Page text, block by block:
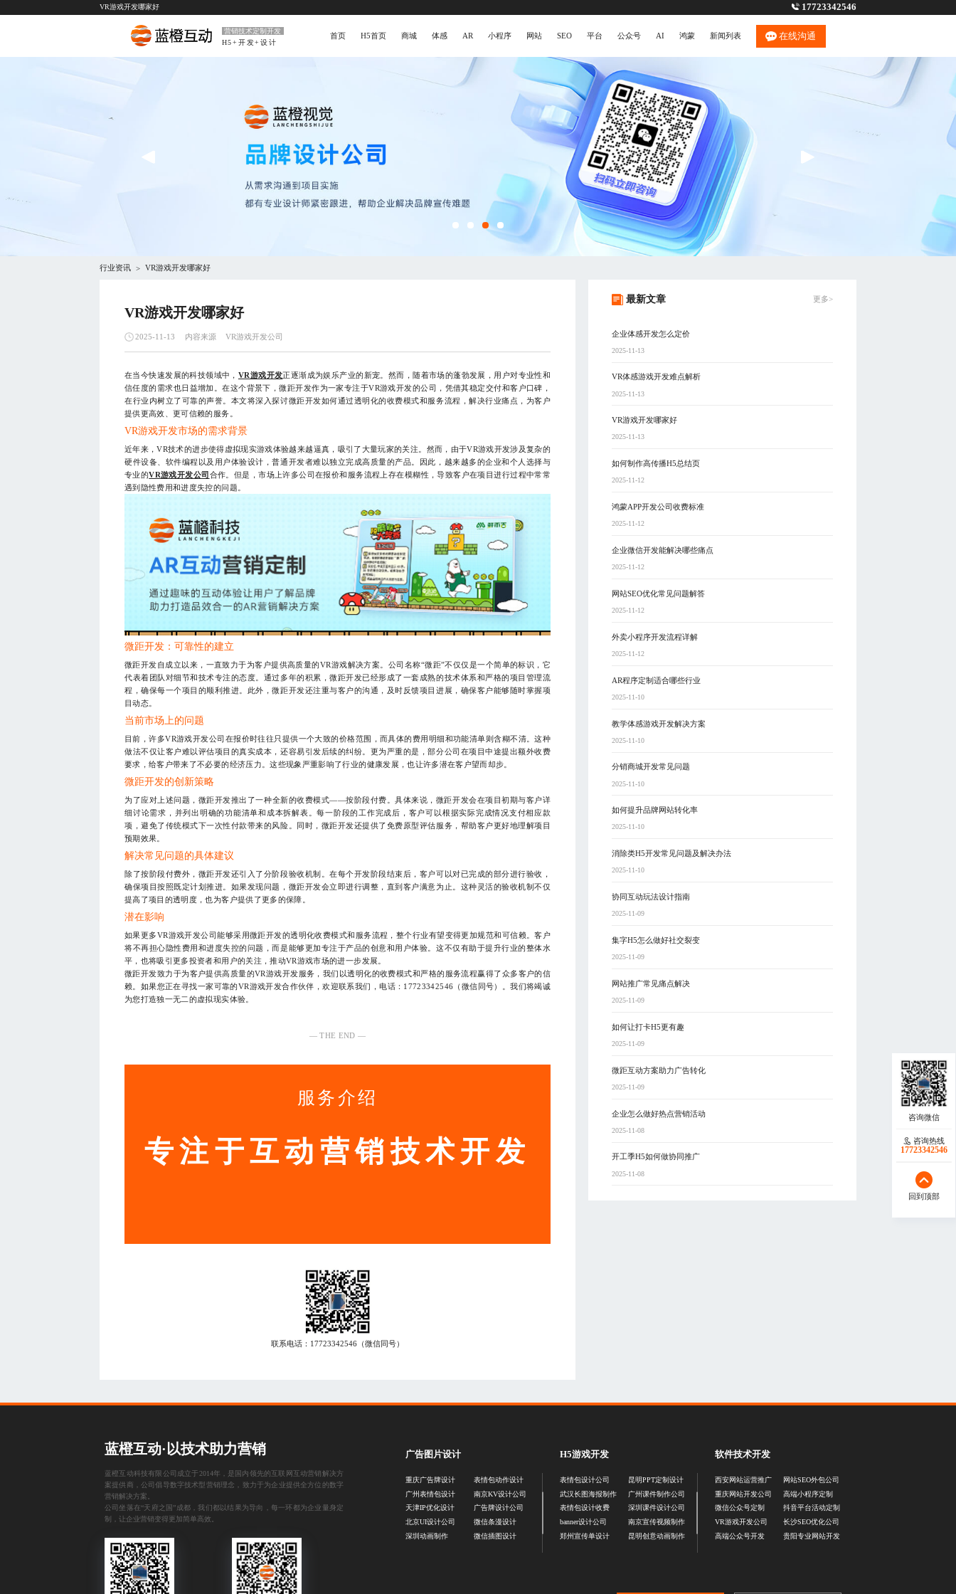
VR游戏开发哪家好 17723342546
营销技术定制开发
H5+开发+设计
首页 H5首页 商城 体感 AR 小程序 网站 SEO 平台 公众号 AI 鸿蒙 新闻列表 在线沟通
行业资讯 > VR游戏开发哪家好
VR游戏开发哪家好
2025-11-13 内容来源 VR游戏开发公司
在当今快速发展的科技领域中， VR游戏开发正逐渐成为娱乐产业的新宠。然而，随着市场的蓬勃发展，用户对专业性和
信任度的需求也日益增加。在这个背景下，微距开发作为一家专注于VR游戏开发的公司，凭借其稳定交付和客户口碑，
在行业内树立了可靠的声誉。本文将深入探讨微距开发如何通过透明化的收费模式和服务流程，解决行业痛点，为客户
提供更高效、更可信赖的服务。
VR游戏开发市场的需求背景
近年来，VR技术的进步使得虚拟现实游戏体验越来越逼真，吸引了大量玩家的关注。然而，由于VR游戏开发涉及复杂的
硬件设备、软件编程以及用户体验设计，普通开发者难以独立完成高质量的产品。因此，越来越多的企业和个人选择与
专业的VR游戏开发公司 合作。但是，市场上许多公司在报价和服务流程上存在模糊性，导致客户在项目进行过程中常常
遇到隐性费用和进度失控的问题。
微距开发：可靠性的建立
微距开发自成立以来，一直致力于为客户提供高质量的VR游戏解决方案。公司名称“微距”不仅仅是一个简单的标识，它
代表着团队对细节和技术专注的态度。通过多年的积累，微距开发已经形成了一套成熟的技术体系和严格的项目管理流
程，确保每一个项目的顺利推进。此外，微距开发还注重与客户的沟通，及时反馈项目进展，确保客户能够随时掌握项
目动态。
当前市场上的问题
目前，许多VR游戏开发公司在报价时往往只提供一个大致的价格范围，而具体的费用明细和功能清单则含糊不清。这种
做法不仅让客户难以评估项目的真实成本，还容易引发后续的纠纷。更为严重的是，部分公司在项目中途提出额外收费
要求，给客户带来了不必要的经济压力。这些现象严重影响了行业的健康发展，也让许多潜在客户望而却步。
微距开发的创新策略
为了应对上述问题，微距开发推出了一种全新的收费模式——按阶段付费。具体来说，微距开发会在项目初期与客户详
细讨论需求，并列出明确的功能清单和成本拆解表。每一阶段的工作完成后，客户可以根据实际完成情况支付相应款
项，避免了传统模式下一次性付款带来的风险。同时，微距开发还提供了免费原型评估服务，帮助客户更好地理解项目
预期效果。
解决常见问题的具体建议
除了按阶段付费外，微距开发还引入了分阶段验收机制。在每个开发阶段结束后，客户可以对已完成的部分进行验收，
确保项目按照既定计划推进。如果发现问题，微距开发会立即进行调整，直到客户满意为止。这种灵活的验收机制不仅
提高了项目的透明度，也为客户提供了更多的保障。
潜在影响
如果更多VR游戏开发公司能够采用微距开发的透明化收费模式和服务流程，整个行业有望变得更加规范和可信赖。客户
将不再担心隐性费用和进度失控的问题，而是能够更加专注于产品的创意和用户体验。这不仅有助于提升行业的整体水
平，也将吸引更多投资者和用户的关注，推动VR游戏市场的进一步发展。
微距开发致力于为客户提供高质量的VR游戏开发服务，我们以透明化的收费模式和严格的服务流程赢得了众多客户的信
赖。如果您正在寻找一家可靠的VR游戏开发合作伙伴，欢迎联系我们，电话：17723342546（微信同号）。我们将竭诚
为您打造独一无二的虚拟现实体验。
— THE END —
服务介绍
专注于互动营销技术开发
联系电话： 17723342546 （微信同号）
最新文章 更多>
企业体感开发怎么定价
2025-11-13
VR体感游戏开发难点解析
2025-11-13
VR游戏开发哪家好
2025-11-13
如何制作高传播H5总结页
2025-11-12
鸿蒙APP开发公司收费标准
2025-11-12
企业微信开发能解决哪些痛点
2025-11-12
网站SEO优化常见问题解答
2025-11-12
外卖小程序开发流程详解
2025-11-12
AR程序定制适合哪些行业
2025-11-10
教学体感游戏开发解决方案
2025-11-10
分销商城开发常见问题
2025-11-10
如何提升品牌网站转化率
2025-11-10
消除类H5开发常见问题及解决办法
2025-11-10
协同互动玩法设计指南
2025-11-09
集字H5怎么做好社交裂变
2025-11-09
网站推广常见痛点解决
2025-11-09
如何让打卡H5更有趣
2025-11-09
微距互动方案助力广告转化
2025-11-09
企业怎么做好热点营销活动
2025-11-08
开工季H5如何做协同推广
2025-11-08
咨询热线
17723342546
回到顶部
蓝橙互动·以技术助力营销
蓝橙互动科技有限公司成立于2014年，是国内领先的互联网互动营销解决方
案提供商，公司倡导数字技术型营销理念，致力于为企业提供全方位的数字
营销解决方案。
公司坐落在“天府之国”成都，我们都以结果为导向，每一环都为企业量身定
制，让企业营销变得更加简单高效。
广告图片设计
重庆广告牌设计
广州表情包设计
天津IP优化设计
北京UI设计公司
深圳动画制作
表情包动作设计
南京KV设计公司
广告牌设计公司
微信条漫设计
微信插图设计
H5游戏开发
表情包设计公司
武汉长图海报制作
表情包设计收费
banner设计公司
郑州宣传单设计
昆明PPT定制设计
广州课件制作公司
深圳课件设计公司
南京宣传视频制作
昆明创意动画制作
软件技术开发
西安网站运营推广
重庆网站开发公司
微信公众号定制
VR游戏开发公司
高端公众号开发
网站SEO外包公司
高端小程序定制
抖音平台活动定制
长沙SEO优化公司
贵阳专业网站开发